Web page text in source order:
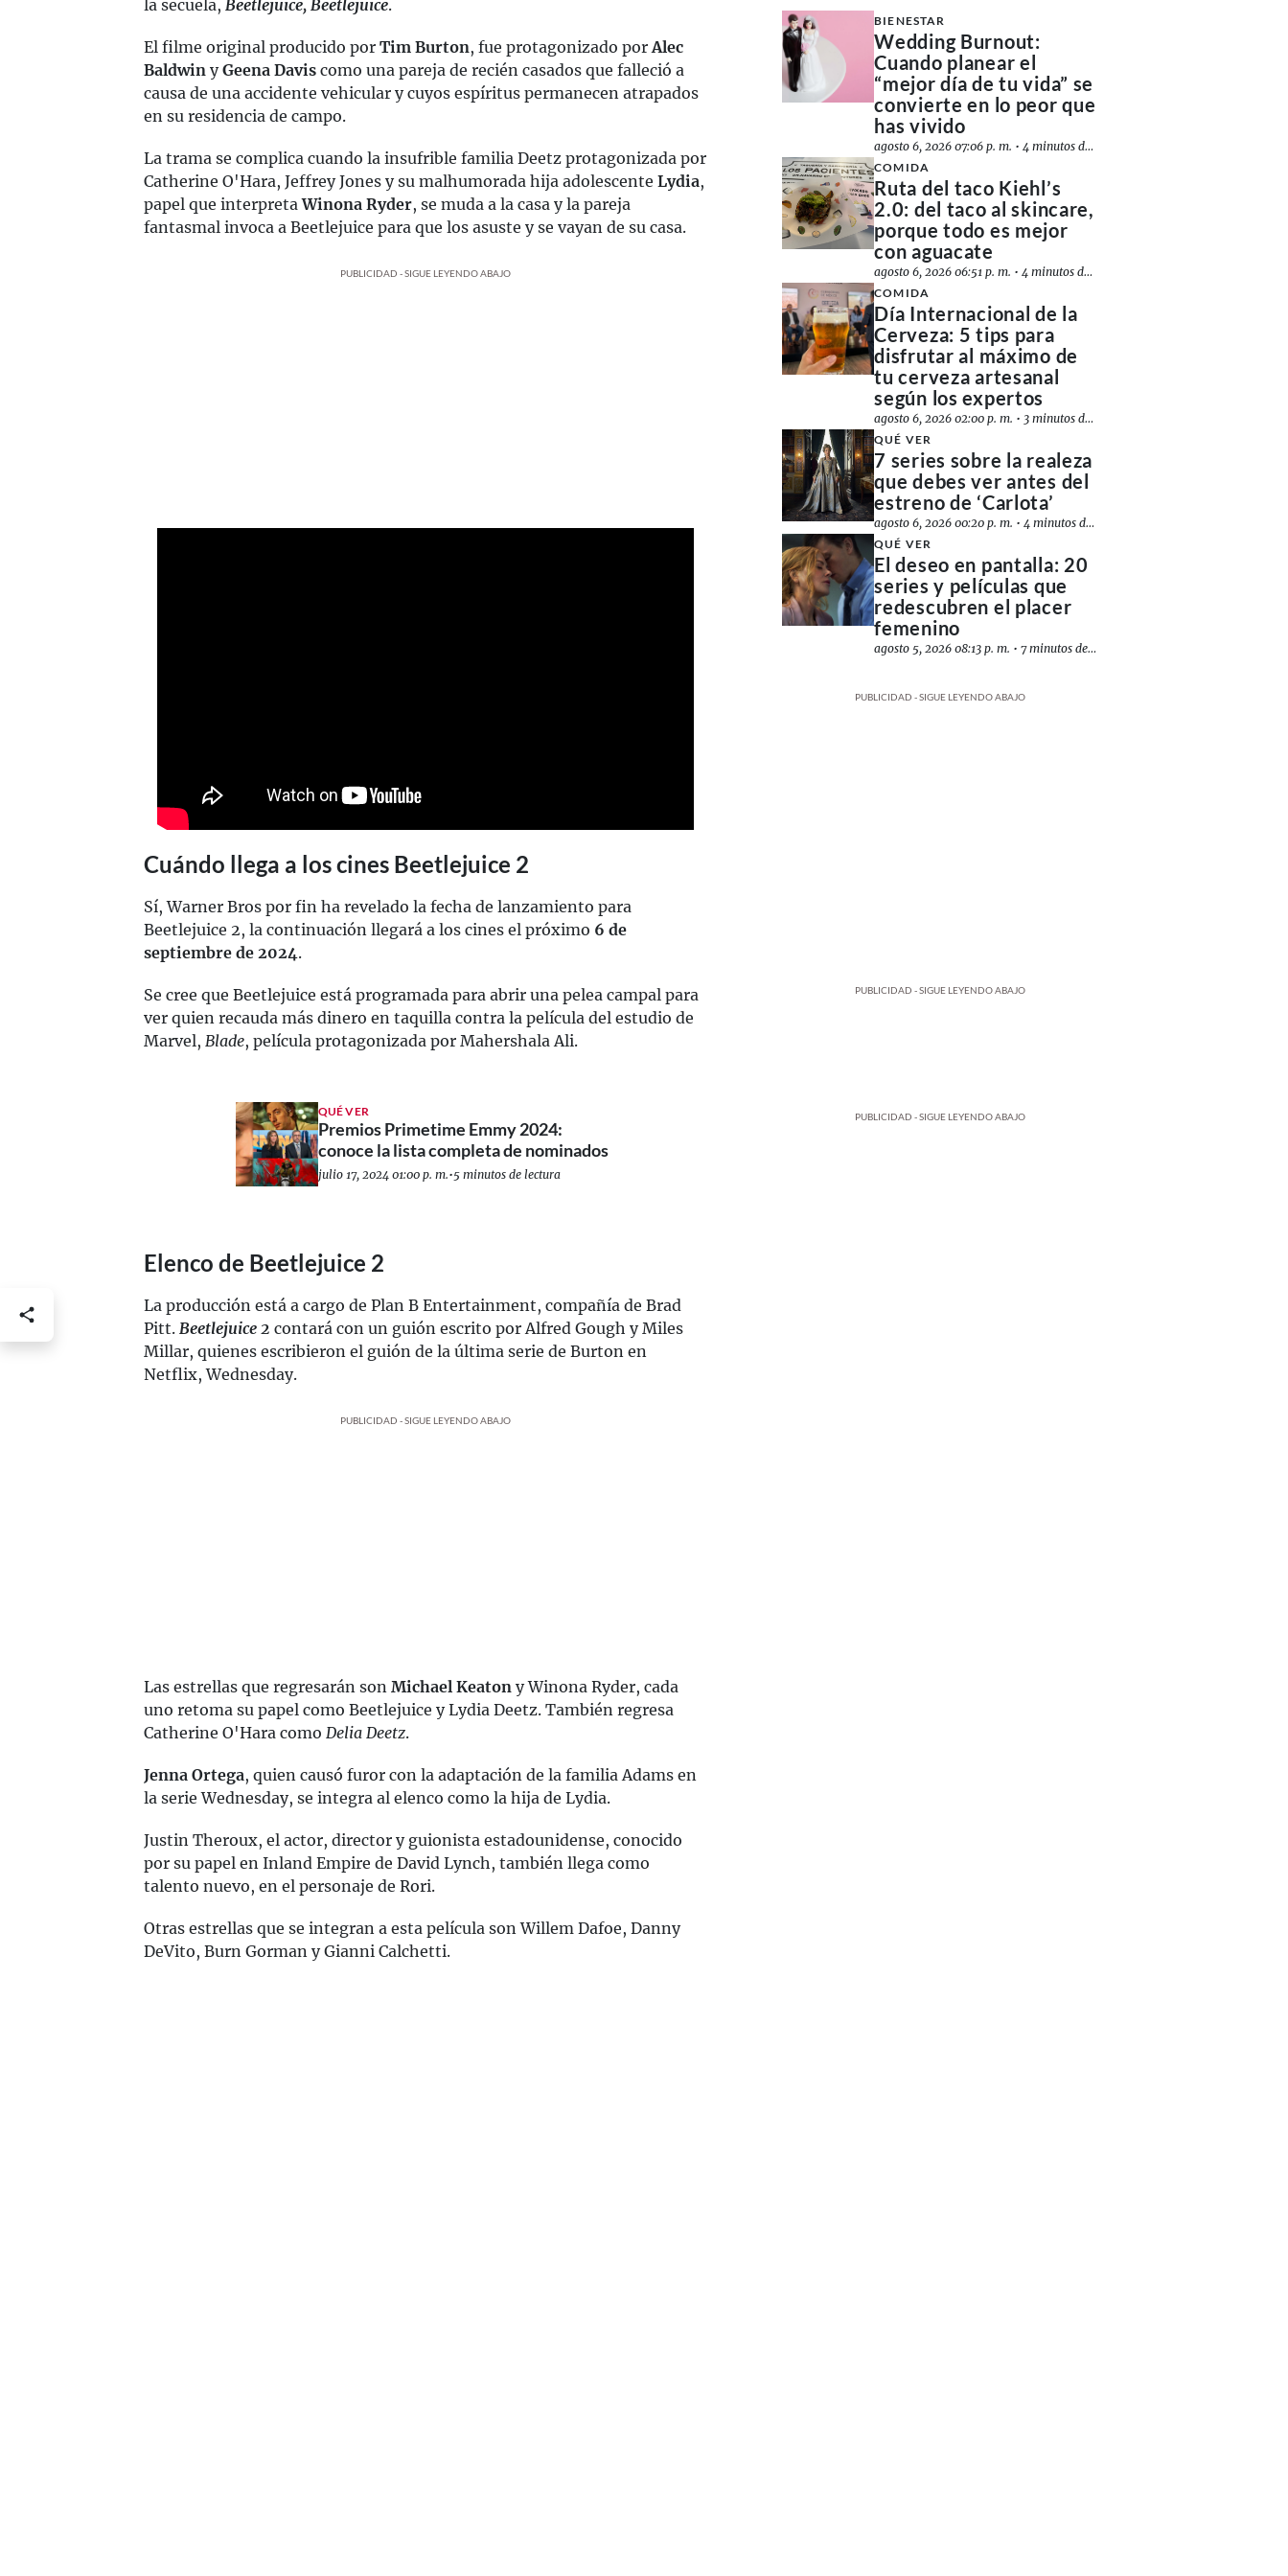
la secuela, Beetlejuice, Beetlejuice.
El filme original producido por Tim Burton, fue protagonizado porAlec
Baldwin yGeena Davis como una pareja de recién casados que falleció a
causa de una accidente vehicular y cuyos espíritus permanecen atrapados
en su residencia de campo.
La trama se complica cuando la insufrible familia Deetz protagonizada por
Catherine O'Hara, Jeffrey Jones y su malhumorada hija adolescente Lydia,
papel que interpretaWinona Ryder, se muda a la casa y la pareja
fantasmal invoca a Beetlejuice para que los asuste y se vayan de su casa.
PUBLICIDAD - SIGUE LEYENDO ABAJO
Cuándo llega a los cines Beetlejuice 2
Sí, Warner Bros por fin ha revelado la fecha de lanzamiento para
Beetlejuice 2, la continuación llegará a los cines el próximo 6 de
septiembre de 2024.
Se cree que Beetlejuice está programada para abrir una pelea campal para
ver quien recauda más dinero en taquilla contra la película del estudio de
Marvel, Blade, película protagonizada por Mahershala Ali.
QUÉ VER
Premios Primetime Emmy 2024:
conoce la lista completa de nominados
julio 17, 2024 01:00 p. m.•5 minutos de lectura
Elenco de Beetlejuice 2
La producción está a cargo de Plan B Entertainment, compañía de Brad
Pitt. Beetlejuice 2 contará con un guión escrito por Alfred Gough y Miles
Millar, quienes escribieron el guión de la última serie de Burton en
Netflix, Wednesday.
PUBLICIDAD - SIGUE LEYENDO ABAJO
Las estrellas que regresarán son Michael Keaton y Winona Ryder, cada
uno retoma su papel como Beetlejuice y Lydia Deetz. También regresa
Catherine O'Hara como Delia Deetz.
Jenna Ortega, quien causó furor con la adaptación de la familia Adams en
la serie Wednesday, se integra al elenco como la hija de Lydia.
Justin Theroux, el actor, director y guionista estadounidense, conocido
por su papel en Inland Empire de David Lynch, también llega como
talento nuevo, en el personaje de Rori.
Otras estrellas que se integran a esta película son Willem Dafoe, Danny
DeVito, Burn Gorman y Gianni Calchetti.
BIENESTAR
Wedding Burnout:
Cuando planear el
“mejor día de tu vida” se
convierte en lo peor que
has vivido
agosto 6, 2026 07:06 p. m. •4 minutos de lectura
COMIDA
Ruta del taco Kiehl’s
2.0: del taco al skincare,
porque todo es mejor
con aguacate
agosto 6, 2026 06:51 p. m. •4 minutos de lectura
COMIDA
Día Internacional de la
Cerveza: 5 tips para
disfrutar al máximo de
tu cerveza artesanal
según los expertos
agosto 6, 2026 02:00 p. m. • 3 minutos de lectura
QUÉ VER
7 series sobre la realeza
que debes ver antes del
estreno de ‘Carlota’
agosto 6, 2026 00:20 p. m. •4 minutos de lectura
QUÉ VER
El deseo en pantalla: 20
series y películas que
redescubren el placer
femenino
agosto 5, 2026 08:13 p. m. •7 minutos de lectura
PUBLICIDAD - SIGUE LEYENDO ABAJO
PUBLICIDAD - SIGUE LEYENDO ABAJO
PUBLICIDAD - SIGUE LEYENDO ABAJO